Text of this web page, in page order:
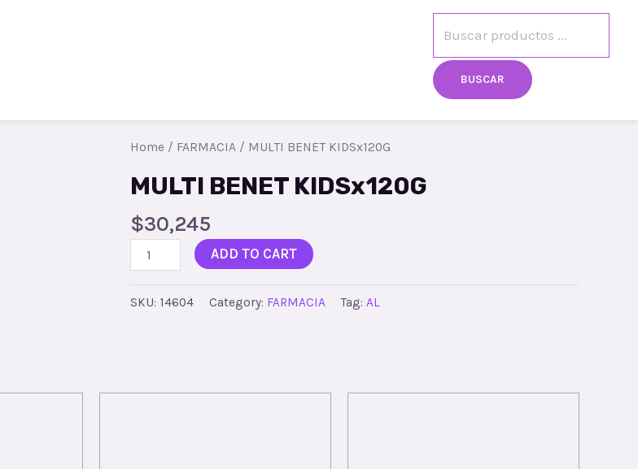
BUSCAR
Home / FARMACIA / MULTI BENET KIDSx120G
MULTI BENET KIDSx120G
$30,245
ADD TO CART
SKU: 14604 Category: FARMACIA Tag: AL